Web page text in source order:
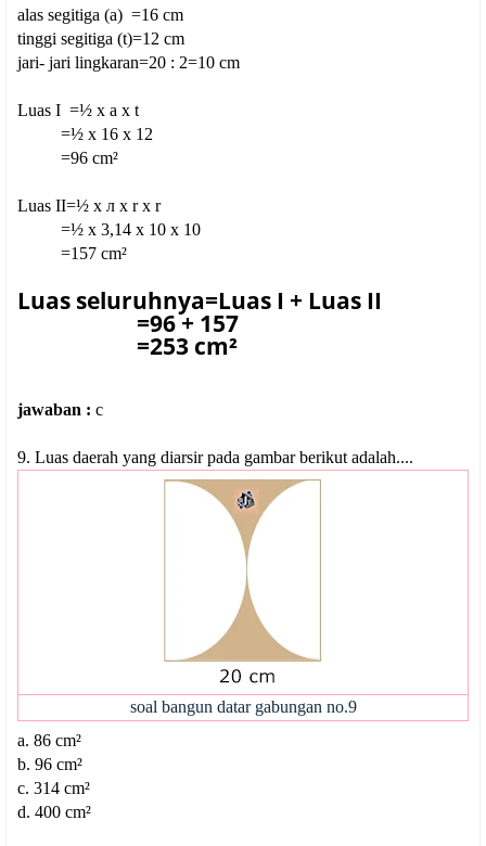
alas segitiga (a) =16 cm
tinggi segitiga (t)=12 cm
jari- jari lingkaran=20 : 2=10 cm
Luas I =½ x a x t
=½ x 16 x 12
=96 cm²
Luas II=½ x л x r x r
=½ x 3,14 x 10 x 10
=157 cm²
Luas seluruhnya=Luas I + Luas II
=96 + 157
=253 cm²
jawaban : c
9. Luas daerah yang diarsir pada gambar berikut adalah....
soal bangun datar gabungan no.9
a. 86 cm²
b. 96 cm²
c. 314 cm²
d. 400 cm²